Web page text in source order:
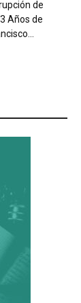
de
Años de